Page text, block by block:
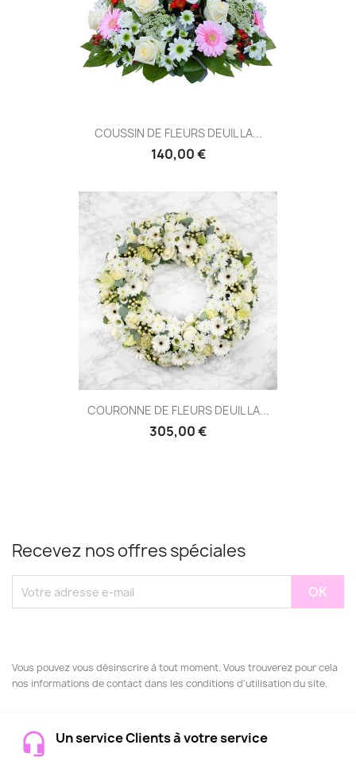
COUSSIN DE FLEURS DEUIL LA...
140,00 €
COURONNE DE FLEURS DEUIL LA...
305,00 €
Recevez nos offres spéciales
Vous pouvez vous désinscrire à tout moment. Vous trouverez pour cela
nos informations de contact dans les conditions d'utilisation du site.
Un service Clients à votre service